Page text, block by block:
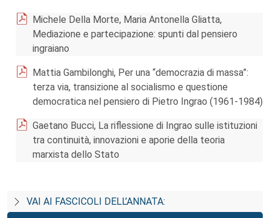
Michele Della Morte, Maria Antonella Gliatta,
Mediazione e partecipazione: spunti dal pensiero
ingraiano
Mattia Gambilonghi, Per una “democrazia di massa”:
terza via, transizione al socialismo e questione
democratica nel pensiero di Pietro Ingrao (1961-1984)
Gaetano Bucci, La riflessione di Ingrao sulle istituzioni
tra continuità, innovazioni e aporie della teoria
marxista dello Stato
VAI AI FASCICOLI DELL’ANNATA: